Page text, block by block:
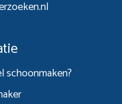
schoonmaken?